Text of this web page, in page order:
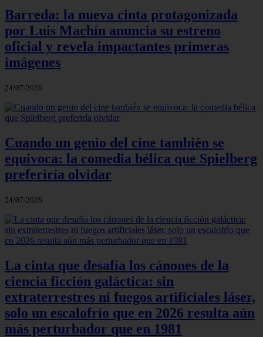
Barreda: la nueva cinta protagonizada
por Luis Machín anuncia su estreno
oficial y revela impactantes primeras
imágenes
24/07/2026
Cuando un genio del cine también se
equivoca: la comedia bélica que Spielberg
preferiría olvidar
24/07/2026
La cinta que desafía los cánones de la
ciencia ficción galáctica: sin
extraterrestres ni fuegos artificiales láser,
solo un escalofrío que en 2026 resulta aún
más perturbador que en 1981